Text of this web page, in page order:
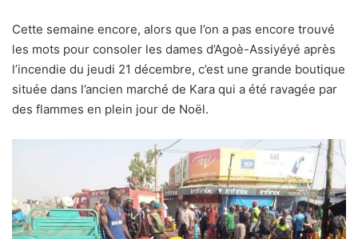
Cette semaine encore, alors que l’on a pas encore trouvé
les mots pour consoler les dames d’Agoè-Assiyéyé après
l’incendie du jeudi 21 décembre, c’est une grande boutique
située dans l’ancien marché de Kara qui a été ravagée par
des flammes en plein jour de Noël.